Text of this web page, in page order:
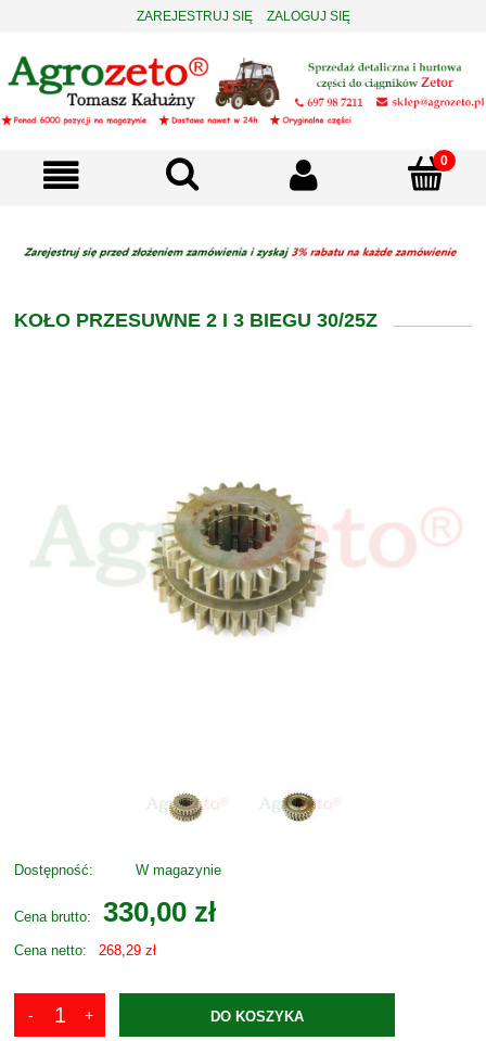
ZAREJESTRUJ SIĘ ZALOGUJ SIĘ
KOŁO PRZESUWNE 2 I 3 BIEGU 30/25Z
Dostępność: W magazynie
Cena brutto: 330,00 zł
Cena netto: 268,29 zł
DO KOSZYKA